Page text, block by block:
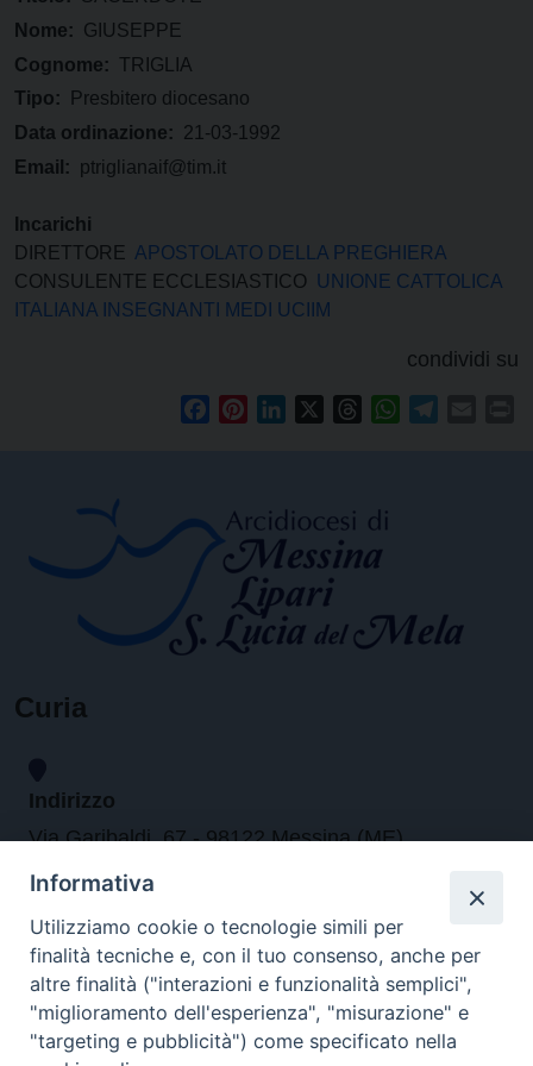
Nome: GIUSEPPE
Cognome: TRIGLIA
Tipo:
Presbitero diocesano
Data ordinazione: 21-03-1992
Email: ptriglianaif@tim.it
Incarichi
DIRETTORE APOSTOLATO DELLA PREGHIERA
CONSULENTE ECCLESIASTICO UNIONE CATTOLICA
ITALIANA INSEGNANTI MEDI UCIIM
condividi su
FacebookPinterestLinkedIn ThreadsWhatsApp
Curia
Indirizzo
Via Garibaldi, 67 - 98122 Messina (ME)
Orari
da lunedi al venerdi dalle ore 9.30 alle 12.30
Contatti
Informativa
Utilizziamo cookie o tecnologie simili per
finalità tecniche e, con il tuo consenso, anche per
altre finalità ("interazioni e funzionalità semplici",
"miglioramento dell'esperienza", "misurazione" e
"targeting e pubblicità") come specificato nella